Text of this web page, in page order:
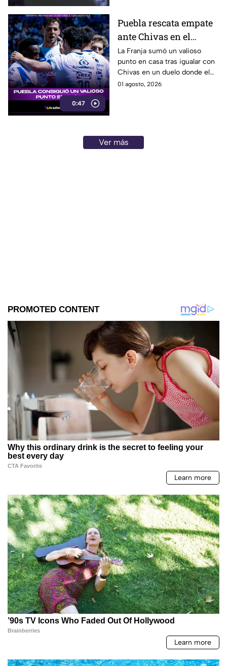
0:47
Puebla rescata empate
ante Chivas en el
Cuauhtémoc
La Franja sumó un valioso
punto en casa tras igualar con
Chivas en un duelo donde el
arquero poblano fue figura.
01 agosto, 2026
Ver más